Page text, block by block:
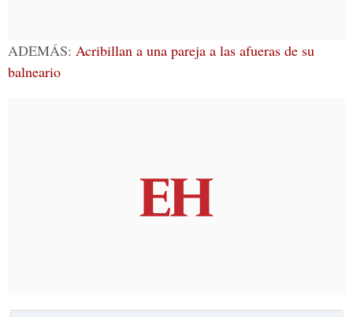
ADEMÁS: Acribillan a una pareja a las afueras de su
balneario